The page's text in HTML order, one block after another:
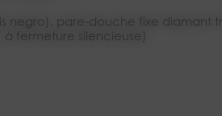
negro), pare-douche fixe diamant
fermeture silencieuse)